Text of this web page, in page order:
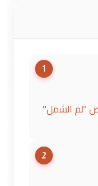
1
"لم الشمل"
2